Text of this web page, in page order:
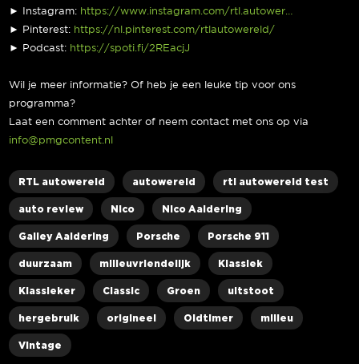
► Instagram: https://www.instagram.com/rtl.autower…
► Pinterest: https://nl.pinterest.com/rtlautowereld/
► Podcast: https://spoti.fi/2REacjJ
Wil je meer informatie? Of heb je een leuke tip voor ons
programma?
Laat een comment achter of neem contact met ons op via
info@pmgcontent.nl
RTL autowereld autowereld rtl autowereld test
auto review Nico Nico Aaldering
Galley Aaldering Porsche Porsche 911
duurzaam milieuvriendelijk Klassiek
Klassieker Classic Groen uitstoot
hergebruik origineel Oldtimer milieu
Vintage